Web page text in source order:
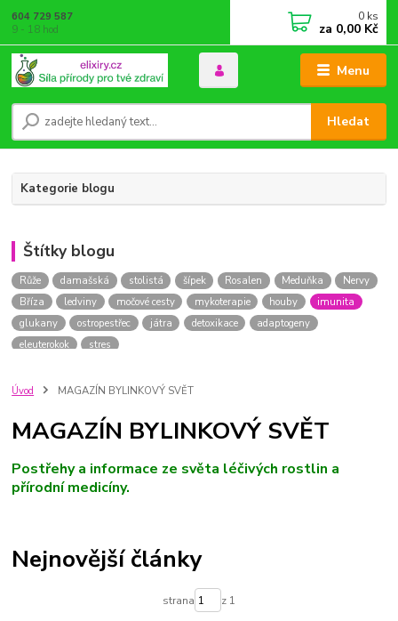
Menu
Hledat
604 729 587
9 - 18 hod
0 ks
za 0,00 Kč
Kategorie blogu
Štítky blogu
Růže damašská stolistá šípek Rosalen Meduňka
Nervy
Bříza
ledviny močové cesty mykoterapie houby
imunita
glukany
ostropestřec játra detoxikace
adaptogeny
eleuterokok
stres
Úvod MAGAZÍN BYLINKOVÝ SVĚT
MAGAZÍN BYLINKOVÝ SVĚT
Postřehy a informace ze světa léčivých rostlin a
přírodní medicíny.
Nejnovější články
strana z 1